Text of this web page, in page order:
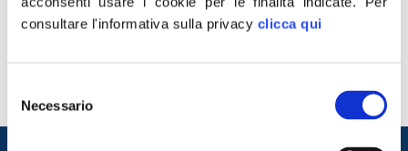
consultare l'informativa sulla privacy clicca qui
del
consenso
Necessario
della legge elettorale non è una priorità. Prendiamo atto
che il Pd e non solo il Pd, alla vigilia di ogni elezione
d’Italia rimane favorevole al maggioritario e […]